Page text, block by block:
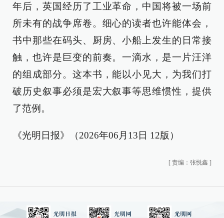
年后，英国经历了工业革命，中国将被一场前
所未有的战争席卷。细心的读者也许能体会，
书中那些在码头、厨房、小船上发生的日常接
触，也许是巨变的前奏。一滴水，是一片汪洋
的组成部分。这本书，能以小见大，为我们打
破历史叙事必须是宏大叙事等思维惯性，提供
了范例。
《光明日报》（2026年06月13日 12版）
[ 责编：张悦鑫 ]